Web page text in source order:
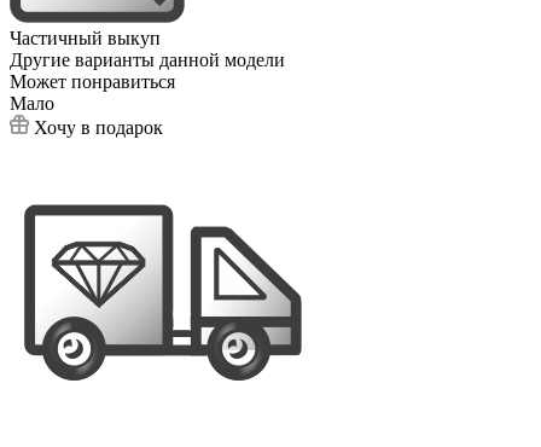
Частичный выкуп
Другие варианты данной модели
Может понравиться
Мало
Хочу в подарок